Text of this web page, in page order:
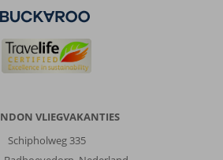
VLIEGVAKANTIES
Schipholweg 335